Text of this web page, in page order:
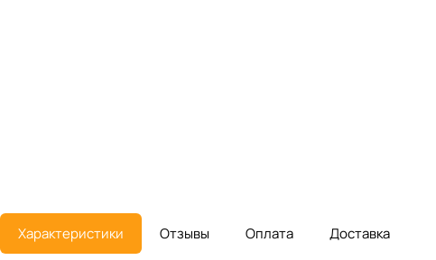
Характеристики Отзывы Оплата Доставка